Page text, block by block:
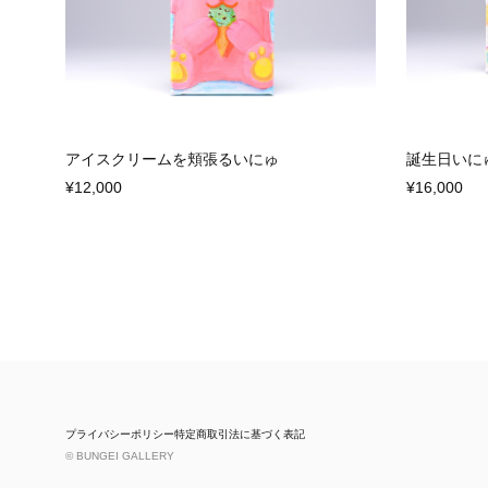
アイスクリームを頬張るいにゅ
¥12,000
誕生日いに
¥16,000
プライバシーポリシー特定商取引法に基づく表記
© BUNGEI GALLERY